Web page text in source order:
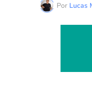
Por Lucas